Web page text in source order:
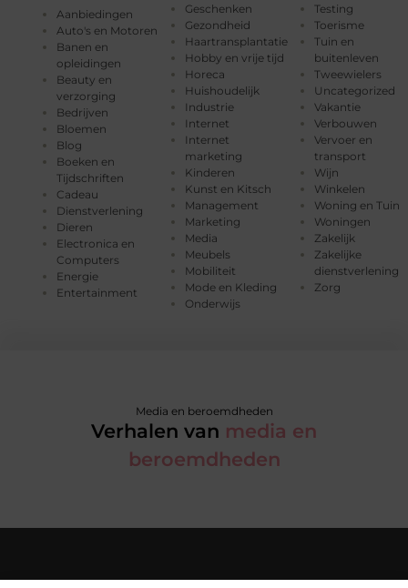
Aanbiedingen
Auto's en Motoren
Banen en
opleidingen
Beauty en
verzorging
Bedrijven
Bloemen
Blog
Boeken en
Tijdschriften
Cadeau
Dienstverlening
Dieren
Electronica en
Computers
Energie
Entertainment
Geschenken
Gezondheid
Haartransplantatie
Hobby en vrije tijd
Horeca
Huishoudelijk
Industrie
Internet
Internet
marketing
Kinderen
Kunst en Kitsch
Management
Marketing
Media
Meubels
Mobiliteit
Mode en Kleding
Onderwijs
Testing
Toerisme
Tuin en
buitenleven
Tweewielers
Uncategorized
Vakantie
Verbouwen
Vervoer en
transport
Wijn
Winkelen
Woning en Tuin
Woningen
Zakelijk
Zakelijke
dienstverlening
Zorg
Media en beroemdheden
Verhalen van media en
beroemdheden